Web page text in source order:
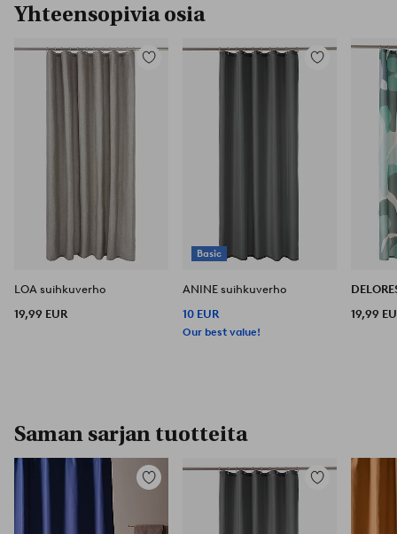
Yhteensopivia osia
Lisää
LOA suihkuverho
19,99 EUR
Basic
Lisää
ANINE suihkuverho
10 EUR
Our best value!
19,99
Saman sarjan tuotteita
Lisää
Lisää